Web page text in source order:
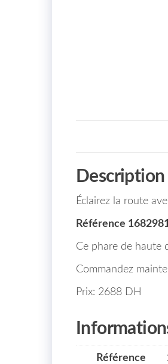
Description
Éclairez la route
Référence
Ce phare de haute
Commandez
Prix: 2688 DH
Référence